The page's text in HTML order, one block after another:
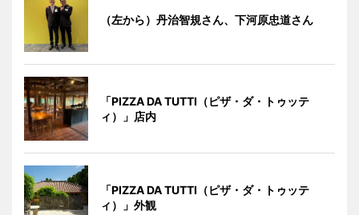
（左から）丹治智規さん、下河原忠道さん
「PIZZA DA TUTTI（ピザ・ダ・トゥッテ
ィ）」店内
「PIZZA DA TUTTI（ピザ・ダ・トゥッテ
ィ）」外観